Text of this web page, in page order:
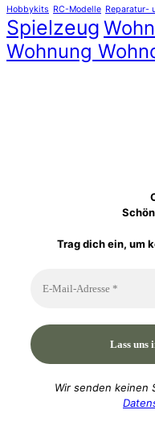
Hobbykits RC-Modelle Reparatur-
Spielzeug
Wohnung
Trag dich ein, um
Wir senden keinen